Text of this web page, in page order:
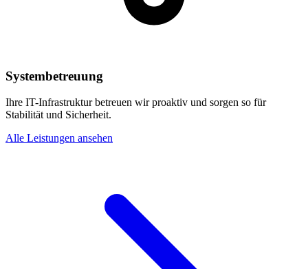
Systembetreuung
Ihre IT-Infrastruktur betreuen wir proaktiv und sorgen so für
Stabilität und Sicherheit.
Alle Leistungen ansehen